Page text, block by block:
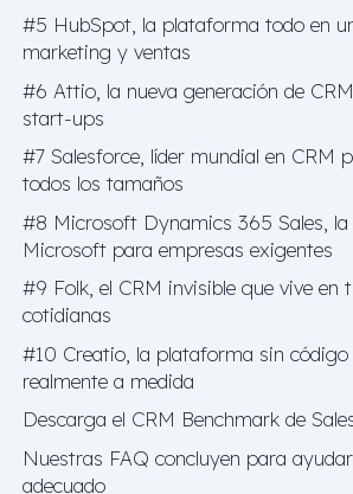
#5 HubSpot, la plataforma todo en
marketing y ventas
#6 Attio, la nueva generación de
start-ups
#7 Salesforce, líder mundial en CRM
todos los tamaños
#8 Microsoft Dynamics 365 Sales, la
Microsoft para empresas exigentes
#9 Folk, el CRM invisible que vive en
cotidianas
#10 Creatio, la plataforma sin código
realmente a medida
Descarga el CRM Benchmark de
Nuestras FAQ concluyen para
adecuado